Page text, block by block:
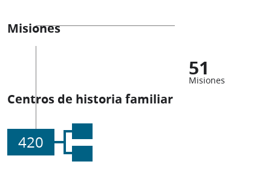
Misiones
51
Misiones
Centros de historia familiar
420